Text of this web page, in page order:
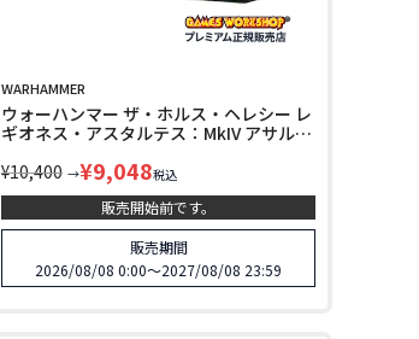
WARHAMMER
ウォーハンマー ザ・ホルス・ヘレシー レ
ギオネス・アスタルテス：MkIV アサル
Heresy LEGIONES ASTARTES：MKIV
ASSAULT SQUAD 31-174
¥10,400 →¥9,048税込
販売開始前です。
販売期間
2026/08/08 0:00〜2027/08/08 23:59